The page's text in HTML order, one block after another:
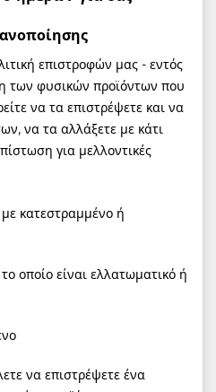
επιστροφών μας - εντός
φυσικών προϊόντων που
να τα επιστρέψετε και να
να τα αλλάξετε με κάτι
για μελλοντικές
κατεστραμμένο ή
οποίο είναι ελλατωματικό ή
να επιστρέψετε ένα